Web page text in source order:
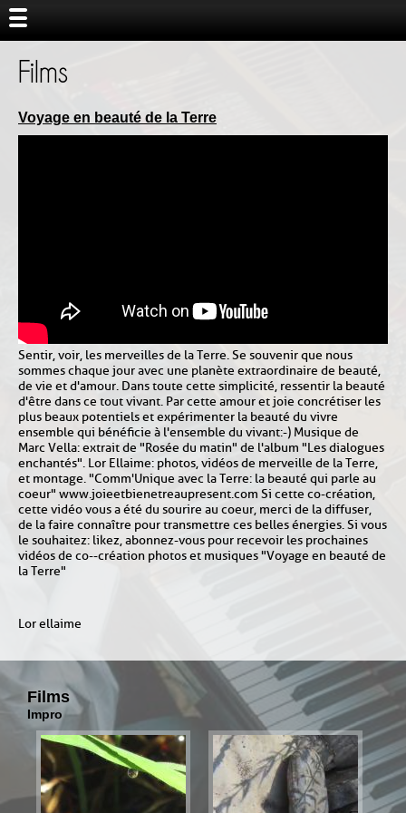
Films
Voyage en beauté de la Terre
Sentir, voir, les merveilles de la Terre. Se souvenir que nous
sommes chaque jour avec une planète extraordinaire de beauté,
de vie et d'amour. Dans toute cette simplicité, ressentir la beauté
d'être dans ce tout vivant. Par cette amour et joie concrétiser les
plus beaux potentiels et expérimenter la beauté du vivre
ensemble qui bénéficie à l'ensemble du vivant :-) Musique de
Marc Vella : extrait de "Rosée du matin" de l'album "Les dialogues
enchantés". Lor Ellaime : photos, vidéos de merveille de la Terre,
et montage. "Comm'Unique avec la Terre : la beauté qui parle au
coeur" www.joieetbienetreaupresent.com Si cette co-création,
cette vidéo vous a été du sourire au coeur, merci de la diffuser,
de la faire connaître pour transmettre ces belles énergies. Si vous
le souhaitez : likez, abonnez-vous pour recevoir les prochaines
vidéos de co--création photos et musiques "Voyage en beauté de
la Terre"
Lor ellaime
Films
Impro